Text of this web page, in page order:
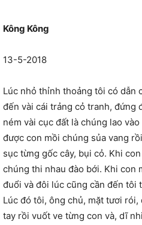
Kông Kông
13-5-2018
Lúc nhỏ thỉnh thoảng tôi có dẫn
đến vài cái trảng cỏ tranh, đứng
ném vài cục đất là chúng lao
được con mồi chúng sủa vang
sục từng gốc cây, bụi cỏ. Khi
chúng thi nhau đào bới. Khi con
đuổi và đôi lúc cũng cần đến tôi
Lúc đó tôi, ông chủ, mặt tươi
tay rồi vuốt ve từng con và, dĩ